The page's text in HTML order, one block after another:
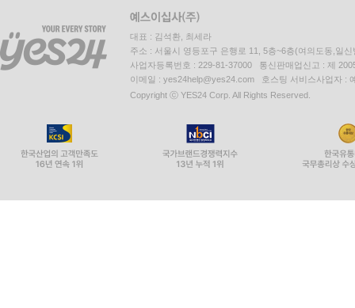
대표 : 김석환, 최세라
주소 : 서울시 영등포구 은행로 11, 5층~6층(여의도동,일신
사업자등록번호 : 229-81-37000 통신판매업신고 : 제
이메일 : yes24help@yes24.com 호스팅 서비스사업자 :
Copyright ⓒ YES24 Corp. All Rights Reserved.